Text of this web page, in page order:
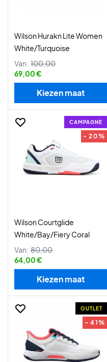
Wilson Hurakn Lite Women
White/Turquoise
Van: 100,00
69,00 €
Kiezen maat
CAMPAGNE
- 20%
Wilson Courtglide
White/Bay/Fiery Coral
Van: 80,00
64,00 €
Kiezen maat
OUTLET
- 41%